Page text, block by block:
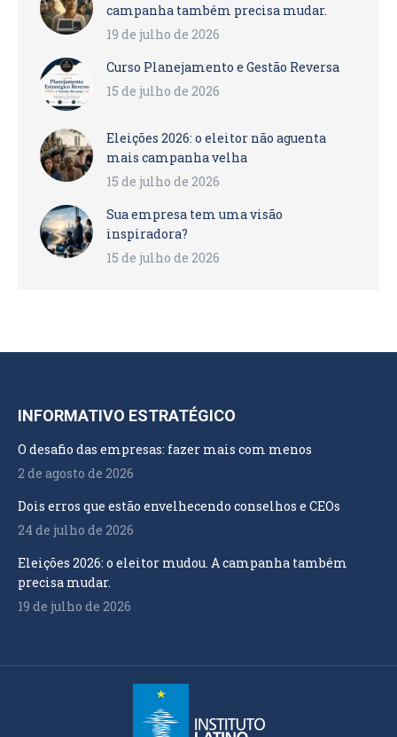
campanha também precisa mudar.
19 de julho de 2026
Curso Planejamento e Gestão Reversa
15 de julho de 2026
Eleições 2026: o eleitor não aguenta
mais campanha velha
15 de julho de 2026
Sua empresa tem uma visão
inspiradora?
15 de julho de 2026
INFORMATIVO ESTRATÉGICO
O desafio das empresas: fazer mais com menos
2 de agosto de 2026
Dois erros que estão envelhecendo conselhos e CEOs
24 de julho de 2026
Eleições 2026: o eleitor mudou. A campanha também
precisa mudar.
19 de julho de 2026